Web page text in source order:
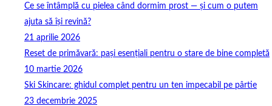
Ce se întâmplă cu pielea când dormim prost — și cum o putem
ajuta să își revină?
21 aprilie 2026
Reset de primăvară: pași esențiali pentru o stare de bine completă
10 martie 2026
Ski Skincare: ghidul complet pentru un ten impecabil pe pârtie
23 decembrie 2025